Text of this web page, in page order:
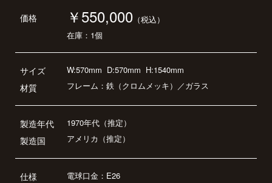
価格 ￥550,000 （税込）
在庫：1個
サイズ
材質
W:570mm D:570mm H:1540mm
フレーム：鉄（クロムメッキ）／ガラス
製造年代
製造国
1970年代（推定）
アメリカ（推定）
仕様
電球口金：E26